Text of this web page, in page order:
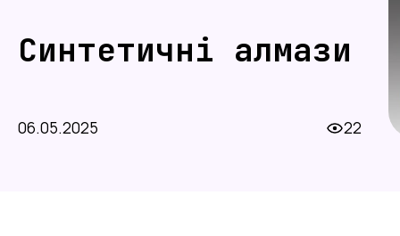
Синтетичні алмази
06.05.2025 22